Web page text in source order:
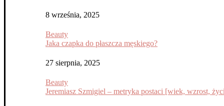
8 września, 2025
Beauty
Jaka czapka do płaszcza męskiego?
27 sierpnia, 2025
Beauty
Jeremiasz Szmigiel – metryka postaci [wiek, wzrost,